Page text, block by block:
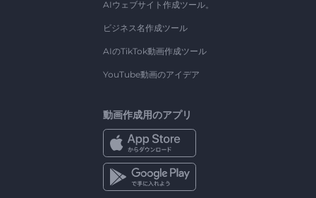
AIウェブサイト作成ツール。
ビジネス名作成ツール
AIのTikTok動画作成ツール
YouTube動画のアイデア
動画作成用のアプリ